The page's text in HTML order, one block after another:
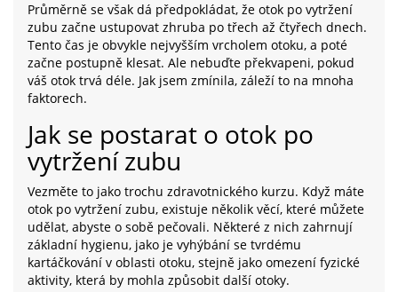
Průměrně se však dá předpokládat, že otok po vytržení
zubu začne ustupovat zhruba po třech až čtyřech dnech.
Tento čas je obvykle nejvyšším vrcholem otoku, a poté
začne postupně klesat. Ale nebuďte překvapeni, pokud
váš otok trvá déle. Jak jsem zmínila, záleží to na mnoha
faktorech.
Jak se postarat o otok po
vytržení zubu
Vezměte to jako trochu zdravotnického kurzu. Když máte
otok po vytržení zubu, existuje několik věcí, které můžete
udělat, abyste o sobě pečovali. Některé z nich zahrnují
základní hygienu, jako je vyhýbání se tvrdému
kartáčkování v oblasti otoku, stejně jako omezení fyzické
aktivity, která by mohla způsobit další otoky.